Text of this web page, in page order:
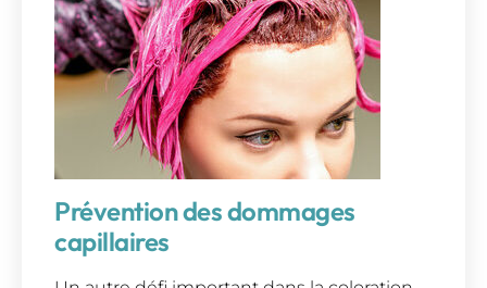
Prévention des dommages
capillaires